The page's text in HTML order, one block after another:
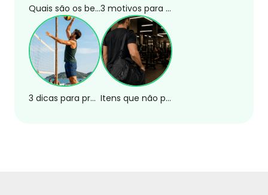
Quais são os benefícios da postura da cobra? 3 motivos para tomar chá de romã
3 dicas para praticar esportes de areia com segurança Itens que não podem faltar na sua bolsa de academia